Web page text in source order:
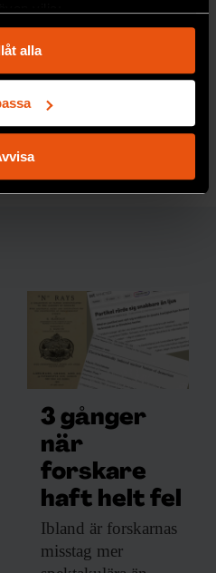
på upp till flera meter
genom att aktivt skanna den
(fingeravtryck)
personliga uppgifter
tillhandahålla funktioner
identifierare och annan
de sociala medier och
vi samarbetar med.
informationen med annan
eller som de har
deras tjänster.
allakometernas
3 gånger
när
forskare
haft helt fel
Ibland är forskarnas
misstag mer